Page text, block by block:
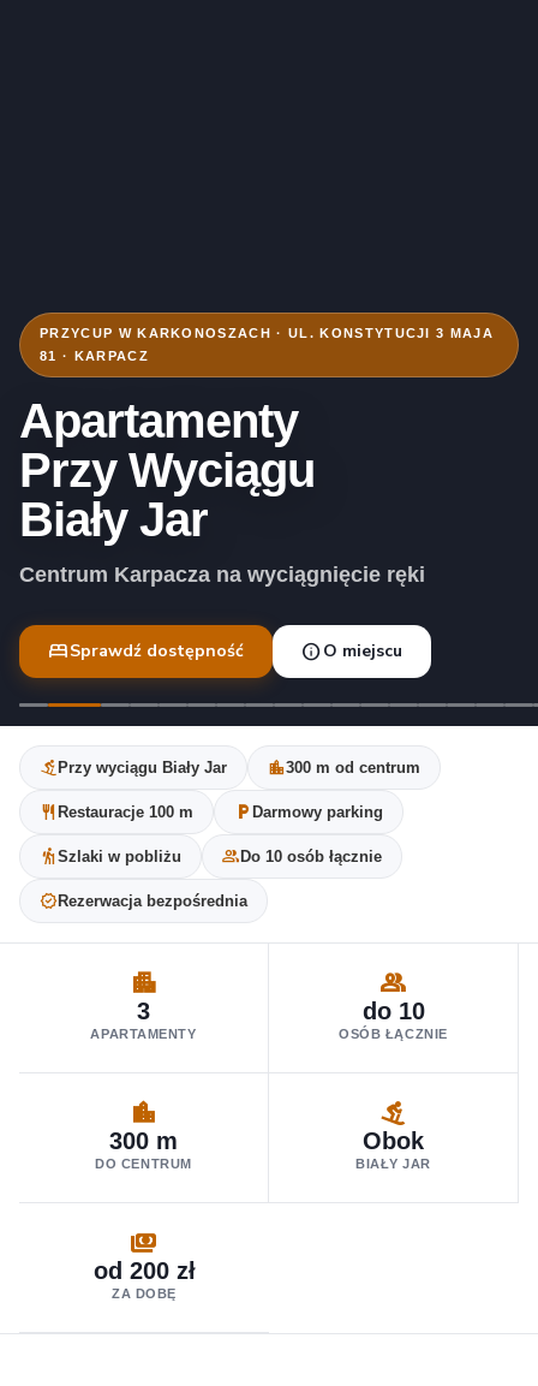
PRZYCUP W KARKONOSZACH · UL. KONSTYTUCJI 3 MAJA
81 · KARPACZ
Apartamenty
Przy Wyciągu
Biały Jar
Centrum Karpacza na wyciągnięcie ręki
bedSprawdź dostępność infoO miejscu
downhill_skiing Przy wyciągu Biały Jar location_city300 m od centrum
restaurant Restauracje 100 m local_parking Darmowy parking
hikingSzlaki w pobliżu group Do 10 osób łącznie
verifiedRezerwacja bezpośrednia
APARTMENT
3
APARTAMENTY
GROUP
do 10
OSÓB ŁĄCZNIE
LOCATION_CITY
300 m
DO CENTRUM
DOWNHILL_SKIING
Obok
BIAŁY JAR
PAYMENTS
od 200 zł
ZA DOBĘ